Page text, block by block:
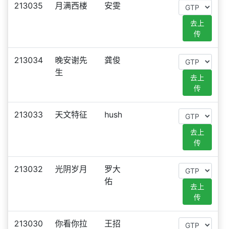
213035 月满西楼 安雯
去上
传
213034
晚安谢先
生
龚俊
去上
传
213033 天文特征 hush
去上
传
213032 光阴岁月
罗大
佑
去上
传
213030
你看你拉
王招